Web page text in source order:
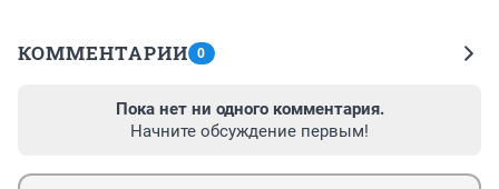
КОММЕНТАРИИ 0
Пока нет ни одного комментария.
Начните обсуждение первым!